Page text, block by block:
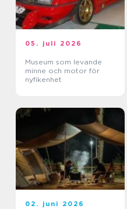
05. juli 2026
Museum som levande
minne och motor för
nyfikenhet
02. juni 2026